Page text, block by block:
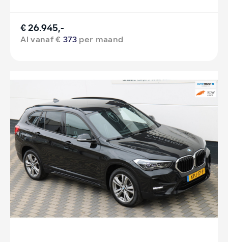
€ 26.945,-
Al vanaf €373 per maand